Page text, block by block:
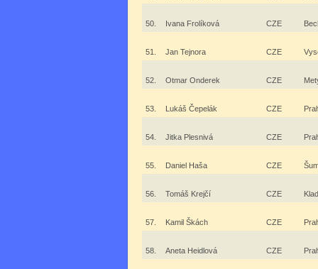
50. Ivana Frolíková CZE
51. Jan Tejnora CZE
52. Otmar Onderek CZE
53. Lukáš Čepelák CZE
54. Jitka Plesnivá CZE
55. Daniel Haša CZE
56. Tomáš Krejčí CZE
57. Kamil Škách CZE
58. Aneta Heidlová CZE